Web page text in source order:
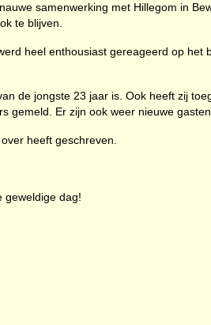
samenwerking met Hillegom in
te blijven.
heel enthousiast gereageerd op
de jongste 23 jaar is. Ook heeft zij
Er zijn ook weer nieuwe
heeft geschreven.
geweldige dag!